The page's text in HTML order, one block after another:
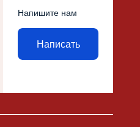
Напишите нам
Написать